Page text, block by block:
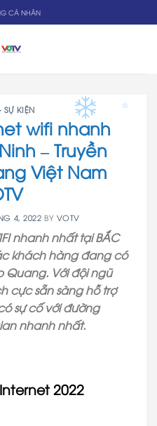
CÁ NHÂN
SỰ KIỆN
wifi nhanh
– Truyền
Việt Nam
4, 2022 BY VOTV
nhanh nhất tại BẮC
khách hàng đang có
Quang. Với đội ngũ
cực sẵn sàng hỗ trợ
sự cố với đường
nhanh nhất.
2022